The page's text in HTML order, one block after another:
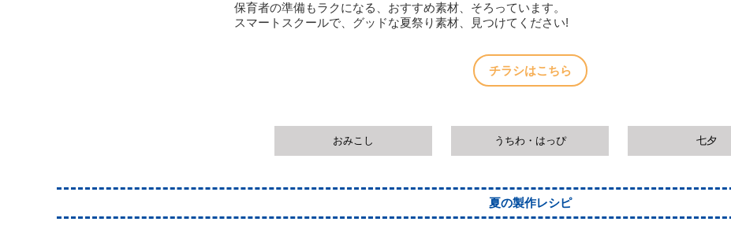
保育者の準備もラクになる、おすすめ素材、そろっています。
スマートスクールで、グッドな夏祭り素材、見つけてください!
チラシはこちら
おみこし うちわ・はっぴ 七夕
夏の製作レシピ